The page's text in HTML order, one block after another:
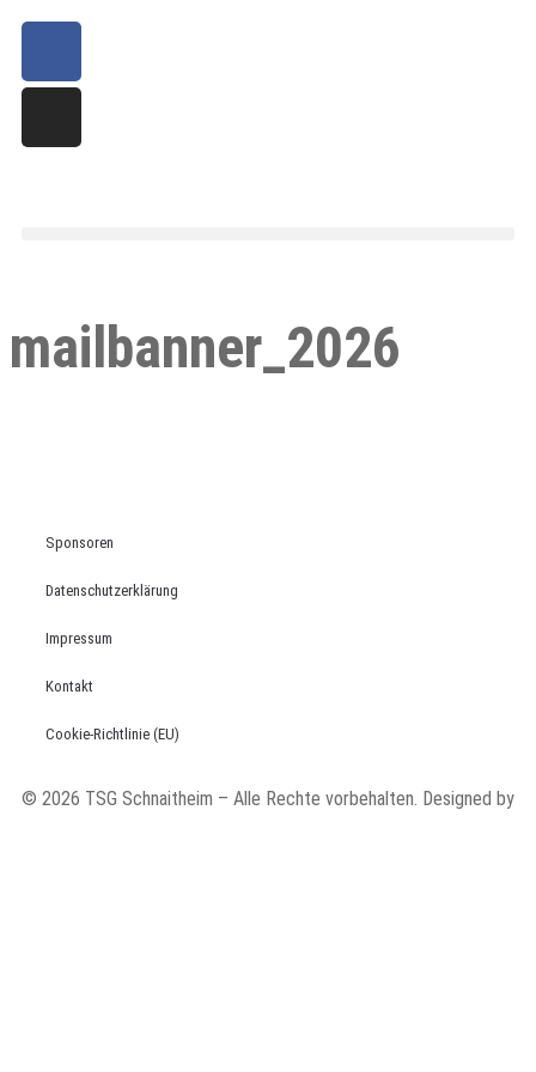
mailbanner_2026
Sponsoren
Datenschutzerklärung
Impressum
Kontakt
Cookie-Richtlinie (EU)
© 2026 TSG Schnaitheim – Alle Rechte vorbehalten. Designed by